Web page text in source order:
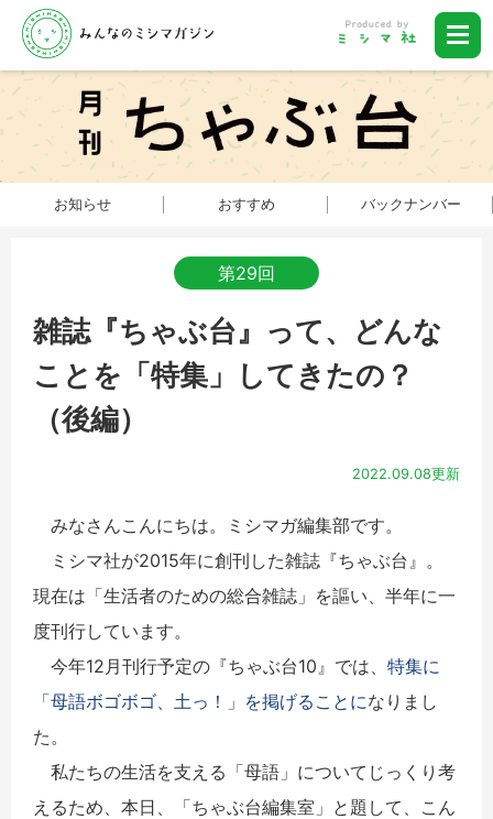
お知らせ おすすめ バックナンバー
第29回
雑誌『ちゃぶ台』って、どんな
ことを「特集」してきたの？
（後編）
2022.09.08更新
みなさんこんにちは。ミシマガ編集部です。
ミシマ社が2015年に創刊した雑誌『ちゃぶ台』。
現在は「生活者のための総合雑誌」を謳い、半年に一
度刊行しています。
今年12月刊行予定の『ちゃぶ台10』では、 特集に
「母語ボゴボゴ、土っ！」を掲げることになりまし
た。
私たちの生活を支える「母語」についてじっくり考
えるため、本日、「ちゃぶ台編集室」と題して、こん